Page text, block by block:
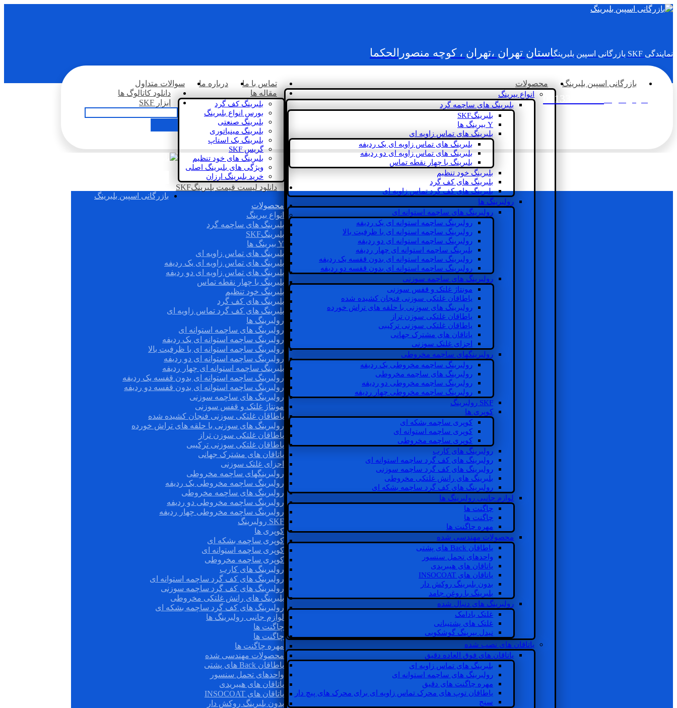
نمایندگی SKF بازرگانی اسپین بلبرینگ استان تهران ،تهران ، کوچه منصورالحکما
02133936833
بازرگانی اسپین بلبرینگ محصولات
انواع بیرینگ
بلبرینگ های ساچمه گرد
بلبرینگSKF
Y بیرینگ ها
بلبرینگ های تماس زاویه ای
بلبرینگ های تماس زاویه ای یک ردیفه
بلبرینگ های تماس زاویه ای دو ردیفه
بلبرینگ با چهار نقطه تماس
بلبرینگ خود تنظیم
بلبرینگ های کف گرد
بلبرینگ های کف گرد تماس زاویه ای
رولبرینگ ها
رولبرینگ های ساچمه استوانه ای
رولبرینگ ساچمه استوانه ای یک ردیفه
رولبرینگ ساچمه استوانه ای با ظرفیت بالا
رولبرینگ ساچمه استوانه ای دو ردیفه
بلبرینگ ساچمه استوانه ای چهار ردیفه
رولبرینگ ساچمه استوانه ای بدون قفسه یک ردیفه
رولبرینگ ساچمه استوانه ای بدون قفسه دو ردیفه
رولبرینگ های ساچمه سوزنی
مونتاژ غلتک و قفس سوزنی
یاطاقان غلتکی سوزنی فنجان کشیده شده
رولبرینگ های سوزنی با حلقه های تراش خورده
یاطاقان غلتکی سوزن تراز
یاطاقان غلتکی سوزنی ترکیبی
یاتاقان های مشترک جهانی
اجزای غلتک سوزنی
رولبرینگهای ساچمه مخروطی
رولبرینگ ساچمه مخروطی یک ردیفه
رولبرینگ های ساچمه مخروطی
رولبرینگ ساچمه مخروطی دو ردیفه
رولبرینگ ساچمه مخروطی چهار ردیفه
SKF رولبرینگ
کوپری ها
کوپری ساچمه بشکه ای
کوپری ساچمه استوانه ای
کوپری ساچمه مخروطی
رولبرینگ های کارب
رولبرینگ های کف گرد ساچمه استوانه ای
رولبرینگ های کف گرد ساچمه سوزنی
بلبرینگ های رانش غلتکی مخروطی
رولبرینگ های کف گرد ساچمه بشکه ای
لوازم جانبی رولبرینگ ها
چاگنت ها
چاگنت ها
مهره چاگنت ها
محصولات مهندسی شده
یاطاقان Back های پشتی
واحدهای تحمل سنسور
یاتاقان های هیبریدی
یاتاقان های INSOCOAT
بدون بلبرینگ روکش دار
بلبرینگ با روغن جامد
رولبرینگ های دنبال شده
غلتک بادامک
غلتک های پشتیبانی
نیدل بیرینگ گوشکوبی
یاتاقان های نصب شده
یاتاقان های فوق العاده دقیق
بلبرینگ های تماس زاویه ای
رولبرینگ های ساچمه استوانه ای
مهره چاگنت های دقیق
یاطاقان توپ های محرک تماس زاویه ای برای محرک های پیچ دار
سنج
تماس با ما درباره ما
سوالات متداول
مقاله ها
بلبرینگ کف گرد
بورس انواع بلبرینگ
بلبرینگ صنعتی
بلبرینگ مینیاتوری
بلبرینگ بک استاپ
گریس SKF
بلبرینگ های خود تنظیم
ویژگی های بلبرینگ اصلی
خرید بلبرینگ ارزان
دانلود کاتالوگ ها
ابزار SKF
دانلود لیست قیمت بلبرینگSKF
بازرگانی اسپین بلبرینگ
محصولات
انواع بیرینگ
بلبرینگ های ساچمه گرد
بلبرینگSKF
Y بیرینگ ها
بلبرینگ های تماس زاویه ای
بلبرینگ های تماس زاویه ای یک ردیفه
بلبرینگ های تماس زاویه ای دو ردیفه
بلبرینگ با چهار نقطه تماس
بلبرینگ خود تنظیم
بلبرینگ های کف گرد
بلبرینگ های کف گرد تماس زاویه ای
رولبرینگ ها
رولبرینگ های ساچمه استوانه ای
رولبرینگ ساچمه استوانه ای یک ردیفه
رولبرینگ ساچمه استوانه ای با ظرفیت بالا
رولبرینگ ساچمه استوانه ای دو ردیفه
بلبرینگ ساچمه استوانه ای چهار ردیفه
رولبرینگ ساچمه استوانه ای بدون قفسه یک ردیفه
رولبرینگ ساچمه استوانه ای بدون قفسه دو ردیفه
رولبرینگ های ساچمه سوزنی
مونتاژ غلتک و قفس سوزنی
یاطاقان غلتکی سوزنی فنجان کشیده شده
رولبرینگ های سوزنی با حلقه های تراش خورده
یاطاقان غلتکی سوزن تراز
یاطاقان غلتکی سوزنی ترکیبی
یاتاقان های مشترک جهانی
اجزای غلتک سوزنی
رولبرینگهای ساچمه مخروطی
رولبرینگ ساچمه مخروطی یک ردیفه
رولبرینگ های ساچمه مخروطی
رولبرینگ ساچمه مخروطی دو ردیفه
رولبرینگ ساچمه مخروطی چهار ردیفه
SKF رولبرینگ
کوپری ها
کوپری ساچمه بشکه ای
کوپری ساچمه استوانه ای
کوپری ساچمه مخروطی
رولبرینگ های کارب
رولبرینگ های کف گرد ساچمه استوانه ای
رولبرینگ های کف گرد ساچمه سوزنی
بلبرینگ های رانش غلتکی مخروطی
رولبرینگ های کف گرد ساچمه بشکه ای
لوازم جانبی رولبرینگ ها
چاگنت ها
چاگنت ها
مهره چاگنت ها
محصولات مهندسی شده
یاطاقان Back های پشتی
واحدهای تحمل سنسور
یاتاقان های هیبریدی
یاتاقان های INSOCOAT
بدون بلبرینگ روکش دار